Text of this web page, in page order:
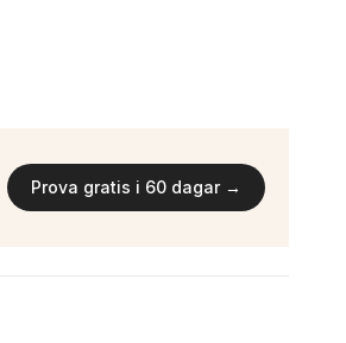
Prova gratis i 60 dagar →